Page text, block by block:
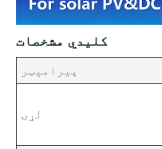
کلیدي مشخصات
پیرامیټر
لړۍ